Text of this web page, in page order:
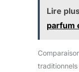
Lire
parfum
traditionnels